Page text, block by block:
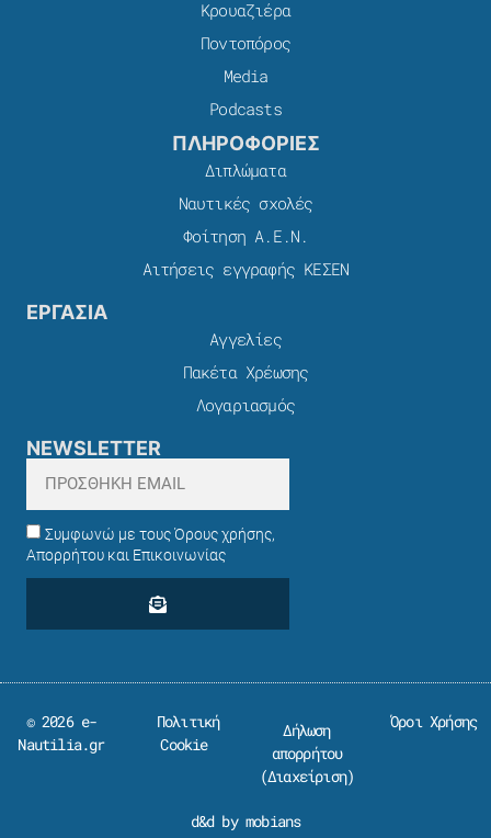
Κρουαζιέρα
Ποντοπόρος
Media
Podcasts
ΠΛΗΡΟΦΟΡΙΕΣ
Διπλώματα
Ναυτικές σχολές
Φοίτηση Α.Ε.Ν.
Αιτήσεις εγγραφής ΚΕΣΕΝ
ΕΡΓΑΣΙΑ
Αγγελίες
Πακέτα Χρέωσης​
Λογαριασμός
NEWSLETTER
Συμφωνώ με τους Όρους χρήσης,
Απορρήτου και Επικοινωνίας
© 2026 e-
Nautilia.gr
Πολιτική
Cookie
Δήλωση
απορρήτου
(Διαχείριση)
Όροι Χρήσης
d&d by mobians